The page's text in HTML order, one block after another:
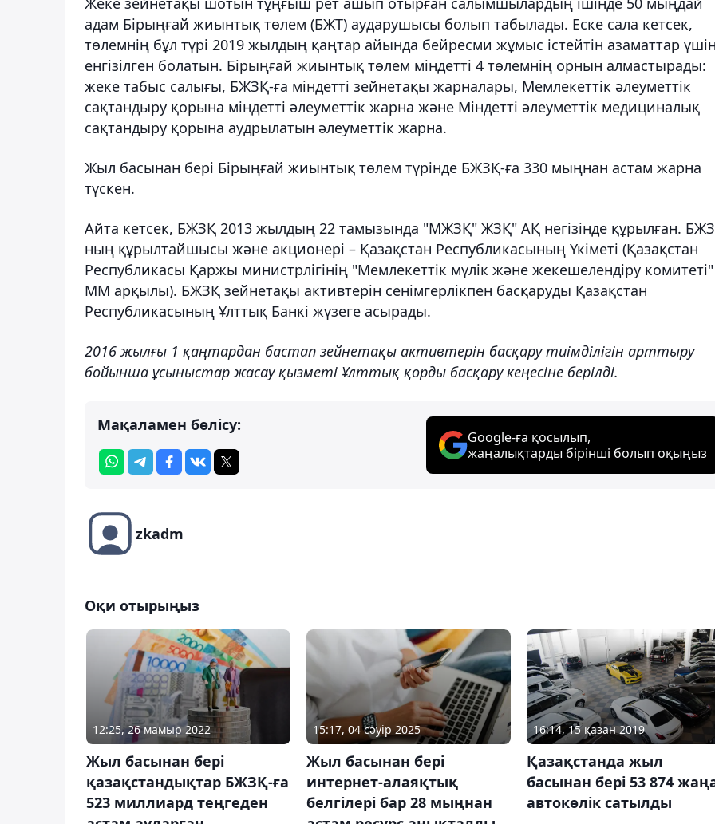
адам Бірыңғай жиынтық төлем (БЖТ) аударушысы болып табылады. Еске сала кетсек,
төлемнің бұл түрі 2019 жылдың қаңтар айында бейресми жұмыс істейтін азаматтар
енгізілген болатын. Бірыңғай жиынтық төлем міндетті 4 төлемнің орнын алмастырады:
жеке табыс салығы, БЖЗҚ-ға міндетті зейнетақы жарналары, Мемлекеттік әлеуметтік
сақтандыру қорына міндетті әлеуметтік жарна және Міндетті әлеуметтік медициналық
сақтандыру қорына аудрылатын әлеуметтік жарна.
Жыл басынан бері Бірыңғай жиынтық төлем түрінде БЖЗҚ-ға 330 мыңнан астам жарна
түскен.
Айта кетсек, БЖЗҚ 2013 жылдың 22 тамызында "МЖЗҚ" ЖЗҚ" АҚ негізінде құрылған.
ның құрылтайшысы және акционері – Қазақстан Республикасының Үкіметі (Қазақстан
Республикасы Қаржы министрлігінің "Мемлекеттік мүлік және жекешелендіру комитеті"
ММ арқылы). БЖЗҚ зейнетақы активтерін сенімгерлікпен басқаруды Қазақстан
Республикасының Ұлттық Банкі жүзеге асырады.
2016 жылғы 1 қаңтардан бастап зейнетақы активтерін басқару тиімділігін арттыру
бойынша ұсыныстар жасау қызметі Ұлттық қорды басқару кеңесіне берілді.
Мақаламен бөлісу:
Google-ға қосылып,
жаңалықтарды бірінші болып оқыңыз
zkadm
Оқи отырыңыз
12:25, 26 мамыр 2022
Жыл басынан бері
қазақстандықтар БЖЗҚ-ға
523 миллиард теңгеден
15:17, 04 сәуір 2025
Жыл басынан бері
интернет-алаяқтық
белгілері бар 28 мыңнан
16:14, 15 қазан 2019
Қазақстанда жыл
басынан бері ​​​​​​​53 874
автокөлік сатылды